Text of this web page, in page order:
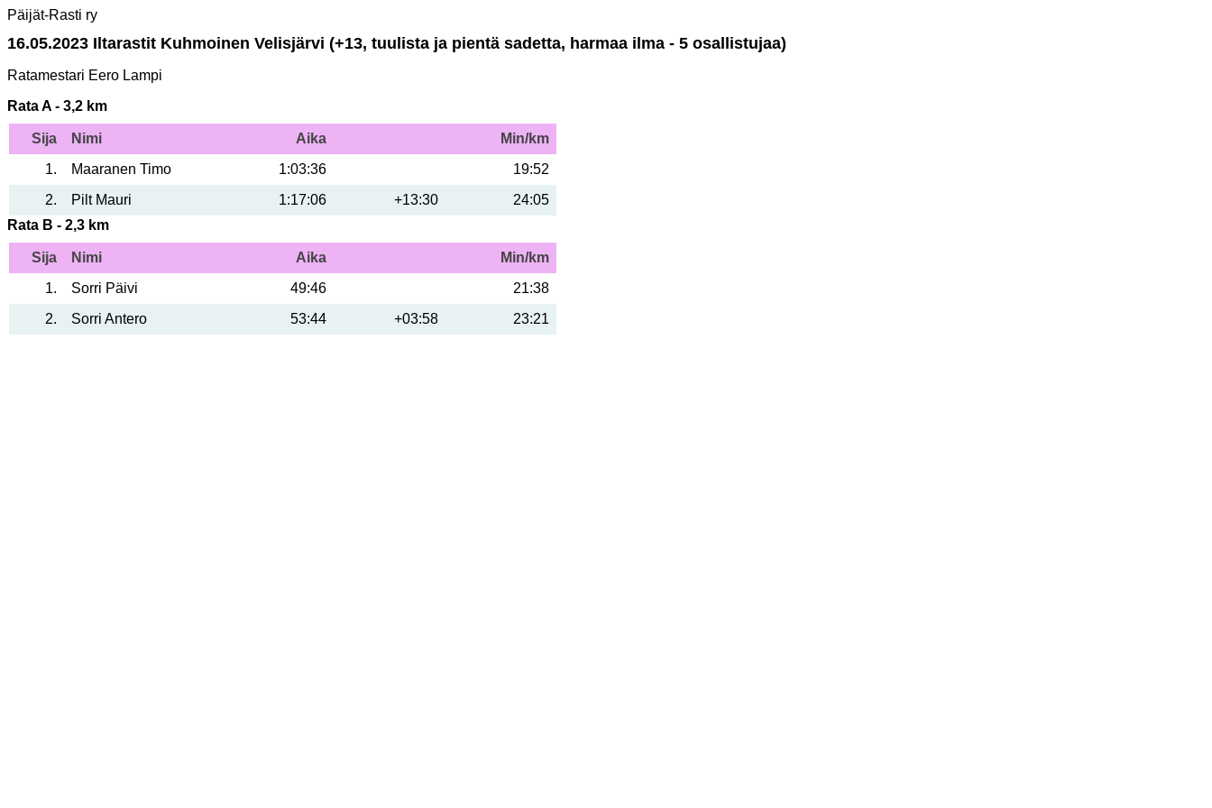
Päijät-Rasti ry
16.05.2023 Iltarastit Kuhmoinen Velisjärvi (+13, tuulista ja pientä sadetta, harmaa ilma - 5 osallistujaa)
Ratamestari Eero Lampi
Rata A - 3,2 km
Sija Nimi Aika
Min/km
1
Maaranen Timo 1:03:36
19:52
2
Pilt Mauri 1:17:06 +13:30
24:05
Rata B - 2,3 km
Sija Nimi Aika
Min/km
1
Sorri Päivi 49:46
21:38
2
Sorri Antero 53:44 +03:58 23:21